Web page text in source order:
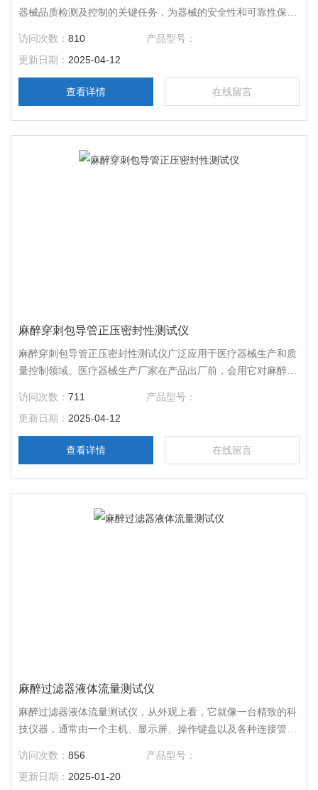
器械品质检测及控制的关键任务，为器械的安全性和可靠性保驾
精确地测定和记载导管在各种环境下的断裂力，为医疗器械的品
质提供坚实的保障。
访问次数：810
产品型号：
更新日期： 2025-04-12
查看详情 在线留言
麻醉穿刺包导管正压密封性测试仪
麻醉穿刺包导管正压密封性测试仪广泛应用于医疗器械生产和质
量控制领域。医疗器械生产厂家在产品出厂前，会用它对麻醉导
采购麻醉穿刺包时，也可能会使用该测试仪对导管进行抽检，确
保所采购产品质量合格。在医疗监管部门进行市场监督检查时，
测试仪同样发挥着重要作用，保障市场上流通的麻醉导管质量安
访问次数：711
产品型号：
更新日期： 2025-04-12
查看详情 在线留言
麻醉过滤器液体流量测试仪
麻醉过滤器液体流量测试仪，从外观上看，它就像一台精致的科
技仪器，通常由一个主机、显示屏、操作键盘以及各种连接管道
显示屏如同它的 “眼睛”，清晰直观地展示各项测试数据；操作键
盘则是我们与它 “交流” 的工具，方便医护人员进行指令输入。
访问次数：856
产品型号：
更新日期： 2025-01-20